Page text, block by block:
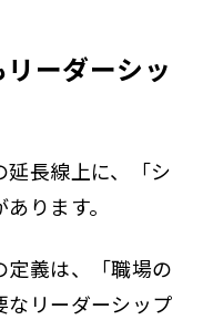
ーダーシッ
長線上に、「シ
ります。
義は、「職場の
なリーダーシップ